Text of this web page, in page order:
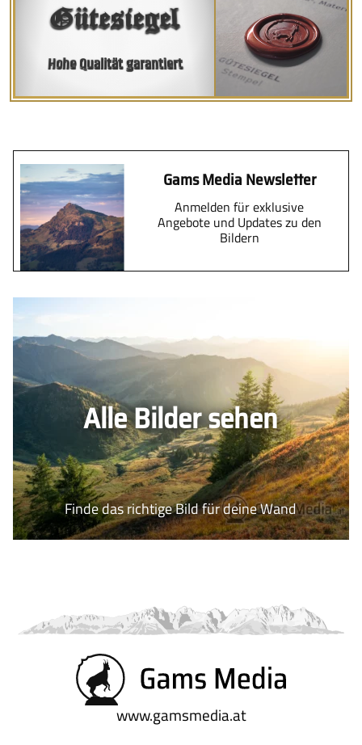
Gütesiegel
Hohe Qualität garantiert
Gams Media Newsletter
Anmelden für exklusive
Angebote und Updates zu den
Bildern
Alle Bilder sehen
Finde das richtige Bild für deine Wand
www.gamsmedia.at